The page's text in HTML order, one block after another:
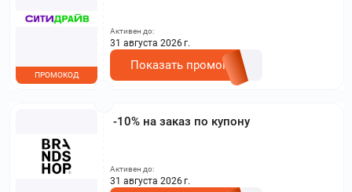
ПРОМОКОД
Активен до:
31 августа 2026 г.
Показать промокод
-10% на заказ по купону
Активен до:
31 августа 2026 г.